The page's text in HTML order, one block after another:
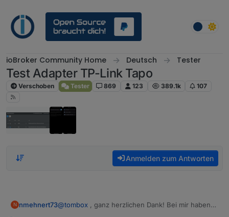
ioBroker Community Home Deutsch Tester
Test Adapter TP-Link Tapo
Verschoben Tester 869 123 389.1k 107
Anmelden zum Antworten
N nmehnert73@tombox , ganz herzlichen Dank! Bei mir haben